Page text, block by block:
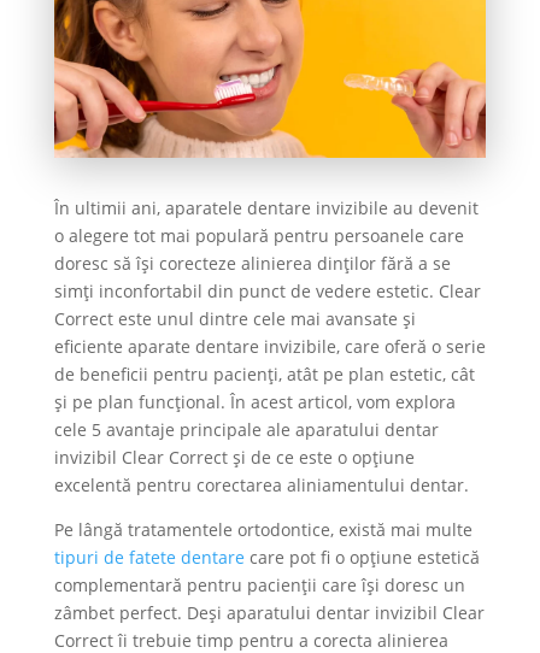
În ultimii ani, aparatele dentare invizibile au devenit
o alegere tot mai populară pentru persoanele care
doresc să își corecteze alinierea dinților fără a se
simți inconfortabil din punct de vedere estetic. Clear
Correct este unul dintre cele mai avansate și
eficiente aparate dentare invizibile, care oferă o serie
de beneficii pentru pacienți, atât pe plan estetic, cât
și pe plan funcțional. În acest articol, vom explora
cele 5 avantaje principale ale aparatului dentar
invizibil Clear Correct și de ce este o opțiune
excelentă pentru corectarea aliniamentului dentar.
Pe lângă tratamentele ortodontice, există mai multe
tipuri de fatete dentare care pot fi o opțiune estetică
complementară pentru pacienții care își doresc un
zâmbet perfect. Deși aparatului dentar invizibil Clear
Correct îi trebuie timp pentru a corecta alinierea